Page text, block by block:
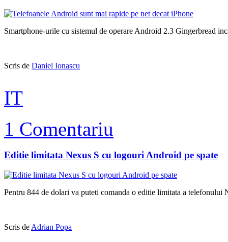
Smartphone-urile cu sistemul de operare Android 2.3 Gingerbread
Scris de Daniel Ionascu
IT
1 Comentariu
Editie limitata Nexus S cu logouri Android pe spate
Pentru 844 de dolari va puteti comanda o editie limitata a telefonului
Scris de Adrian Popa